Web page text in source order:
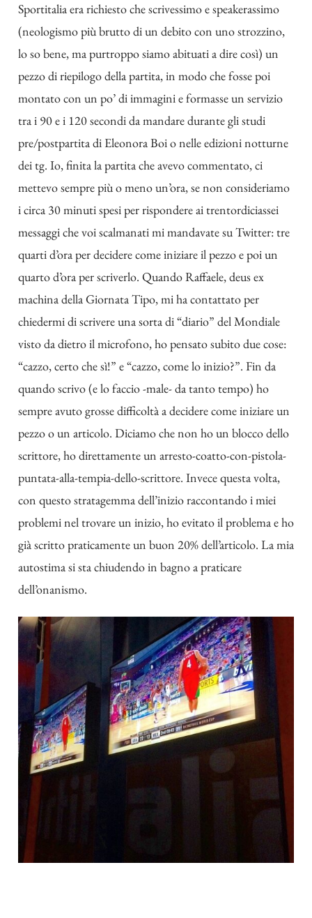
Sportitalia era richiesto che scrivessimo e speakerassimo
(neologismo più brutto di un debito con uno strozzino,
lo so bene, ma purtroppo siamo abituati a dire così) un
pezzo di riepilogo della partita, in modo che fosse poi
montato con un po’ di immagini e formasse un servizio
tra i 90 e i 120 secondi da mandare durante gli studi
pre/postpartita di Eleonora Boi o nelle edizioni notturne
dei tg. Io, finita la partita che avevo commentato, ci
mettevo sempre più o meno un’ora, se non consideriamo
i circa 30 minuti spesi per rispondere ai trentordiciassei
messaggi che voi scalmanati mi mandavate su Twitter: tre
quarti d’ora per decidere come iniziare il pezzo e poi un
quarto d’ora per scriverlo. Quando Raffaele, deus ex
machina della Giornata Tipo, mi ha contattato per
chiedermi di scrivere una sorta di “diario” del Mondiale
visto da dietro il microfono, ho pensato subito due cose:
“cazzo, certo che sì!” e “cazzo, come lo inizio?”. Fin da
quando scrivo (e lo faccio -male- da tanto tempo) ho
sempre avuto grosse difficoltà a decidere come iniziare un
pezzo o un articolo. Diciamo che non ho un blocco dello
scrittore, ho direttamente un arresto-coatto-con-pistola-
puntata-alla-tempia-dello-scrittore. Invece questa volta,
con questo stratagemma dell’inizio raccontando i miei
problemi nel trovare un inizio, ho evitato il problema e ho
già scritto praticamente un buon 20% dell’articolo. La mia
autostima si sta chiudendo in bagno a praticare
dell’onanismo.